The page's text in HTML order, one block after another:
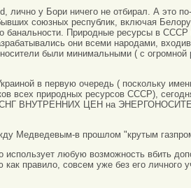
лично у Бори ничего не отбирал. А это
бывших союзных республик, включая
банальности. Природные ресурсы в
они всеми народами,
были минимальными ( с
в первую очередь ( поскольку
всех природных ресурсов СССР),
СНГ ВНУТРЕННИХ ЦЕН на
Медведевым-в прошлом "крутым
любую возможность вбить
правило, совсем уже без его личного